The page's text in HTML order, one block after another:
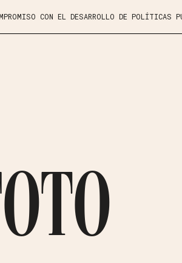
CON EL DESARROLLO DE POLÍTICAS